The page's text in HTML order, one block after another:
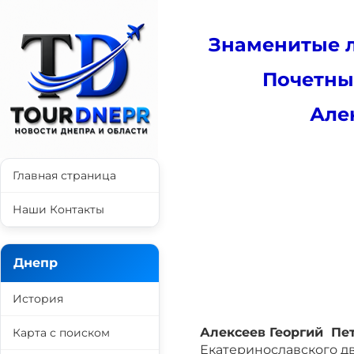
Знаменитые
Алексеев Георгий
Екатеринославского
Главная страница
Наши Контакты
Днепр
История
Карта с поиском